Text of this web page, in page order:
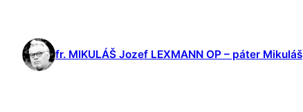
fr. MIKULÁŠ Jozef LEXMANN OP – páter Mikuláš